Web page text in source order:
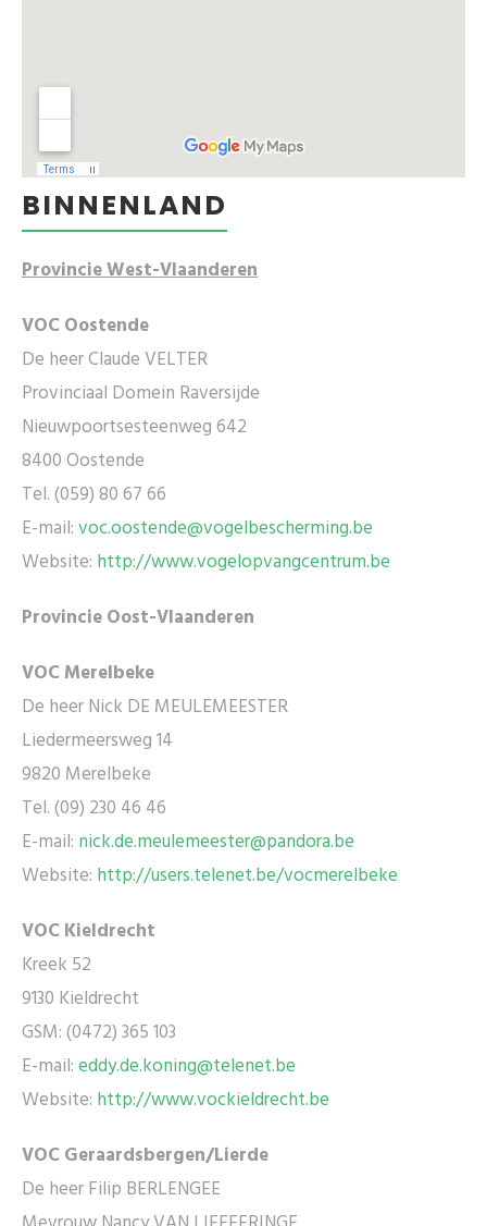
BINNENLAND
Provincie West-Vlaanderen
VOC Oostende
De heer Claude VELTER
Provinciaal Domein Raversijde
Nieuwpoortsesteenweg 642
8400 Oostende
Tel. (059) 80 67 66
E-mail:voc.oostende@vogelbescherming.be
Website: http://www.vogelopvangcentrum.be
Provincie Oost-Vlaanderen
VOC Merelbeke
De heer Nick DE MEULEMEESTER
Liedermeersweg 14
9820 Merelbeke
Tel. (09) 230 46 46
E-mail: nick.de.meulemeester@pandora.be
Website: http://users.telenet.be/vocmerelbeke
VOC Kieldrecht
Kreek 52
9130 Kieldrecht
GSM: (0472) 365 103
E-mail:eddy.de.koning@telenet.be
Website: http://www.vockieldrecht.be
VOC Geraardsbergen/Lierde
De heer Filip BERLENGEE